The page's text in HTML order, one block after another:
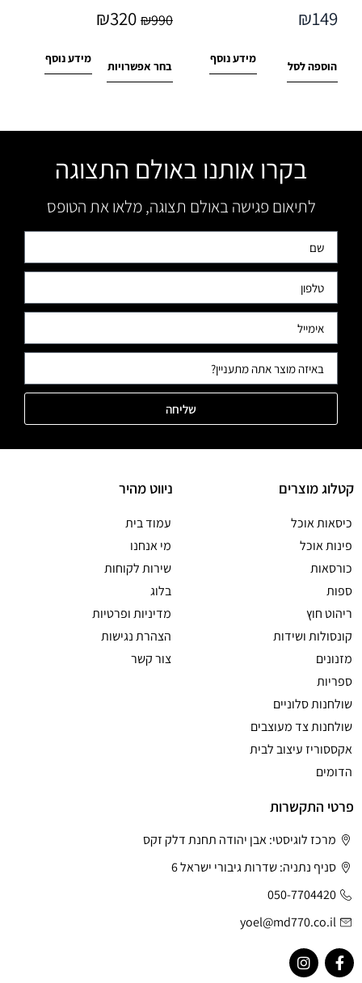
₪149
הוספה לסל
מידע נוסף
₪990
₪320
בחר אפשרויות
מידע נוסף
בקרו אותנו באולם התצוגה
לתיאום פגישה באולם תצוגה, מלאו את הטופס
שליחה
קטלוג מוצרים
כיסאות אוכל
פינות אוכל
כורסאות
ספות
ריהוט חוץ
קונסולות ושידות
מזנונים
ספריות
שולחנות סלוניים
שולחנות צד מעוצבים
אקססוריז עיצוב לבית
הדומים
ניווט מהיר
עמוד בית
מי אנחנו
שירות לקוחות
בלוג
מדיניות ופרטיות
הצהרת נגישות
צור קשר
פרטי התקשרות
מרכז לוגיסטי: אבן יהודה תחנת דלק זקס
סניף נתניה: שדרות גיבורי ישראל 6
050-7704420
yoel@md770.co.il